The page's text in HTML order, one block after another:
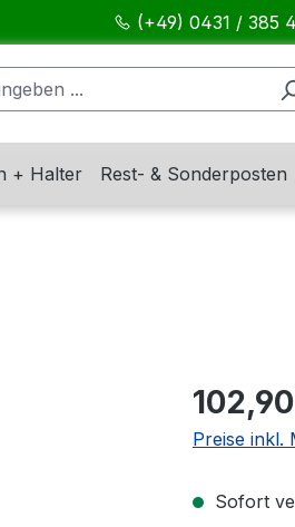
(+49) 0431 / 385
+ Halter Rest- & Sonderposten
Regulärer
Preise inkl.
Sofort